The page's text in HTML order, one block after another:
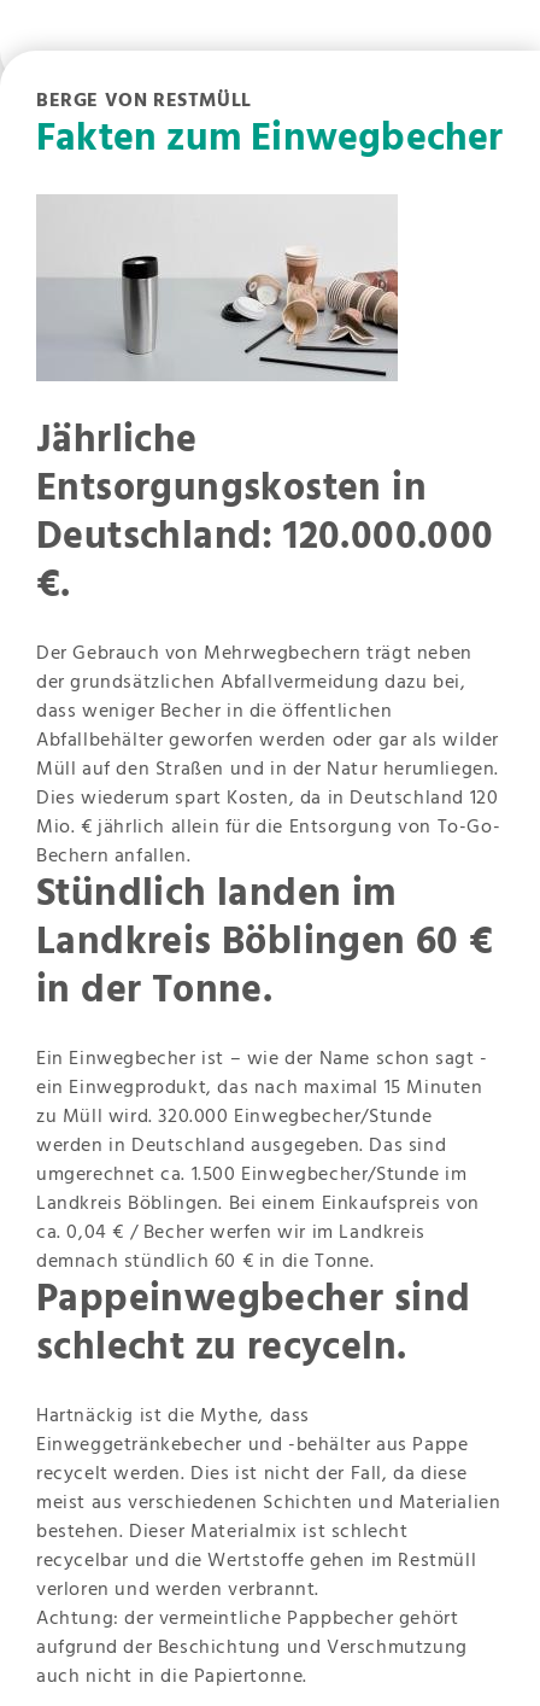
BERGE VON RESTMÜLL
Fakten zum Einwegbecher
Jährliche
Entsorgungskosten in
Deutschland: 120.000.000
€.
Der Gebrauch von Mehrwegbechern trägt neben
der grundsätzlichen Abfallvermeidung dazu bei,
dass weniger Becher in die öffentlichen
Abfallbehälter geworfen werden oder gar als wilder
Müll auf den Straßen und in der Natur herumliegen.
Dies wiederum spart Kosten, da in Deutschland 120
Mio. € jährlich allein für die Entsorgung von To-Go-
Bechern anfallen.
Stündlich landen im
Landkreis Böblingen 60 €
in der Tonne.
Ein Einwegbecher ist – wie der Name schon sagt -
ein Einwegprodukt, das nach maximal 15 Minuten
zu Müll wird. 320.000 Einwegbecher/Stunde
werden in Deutschland ausgegeben. Das sind
umgerechnet ca. 1.500 Einwegbecher/Stunde im
Landkreis Böblingen. Bei einem Einkaufspreis von
ca. 0,04 € / Becher werfen wir im Landkreis
demnach stündlich 60 € in die Tonne.
Pappeinwegbecher sind
schlecht zu recyceln.
Hartnäckig ist die Mythe, dass
Einweggetränkebecher und -behälter aus Pappe
recycelt werden. Dies ist nicht der Fall, da diese
meist aus verschiedenen Schichten und Materialien
bestehen. Dieser Materialmix ist schlecht
recycelbar und die Wertstoffe gehen im Restmüll
verloren und werden verbrannt.
Achtung: der vermeintliche Pappbecher gehört
aufgrund der Beschichtung und Verschmutzung
auch nicht in die Papiertonne.